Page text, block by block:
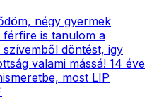
négy gyermek
férfire is tanulom a
döntést, igy
valami mássá! 14 éve
most LIP